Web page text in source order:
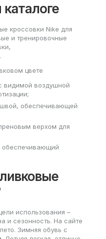
кроссовки Nike для
и тренировочные
.
цвете
видимой воздушной
обеспечивающей
верхом для
обеспечивающий
использования –
и сезонность. На сайте
Зимняя обувь с